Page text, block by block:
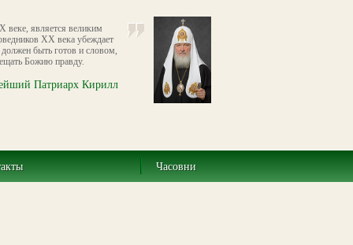
веке, является великим
XX века убеждает
быть готов и словом,
Божию правду.
Патриарх Кирилл
Часовни